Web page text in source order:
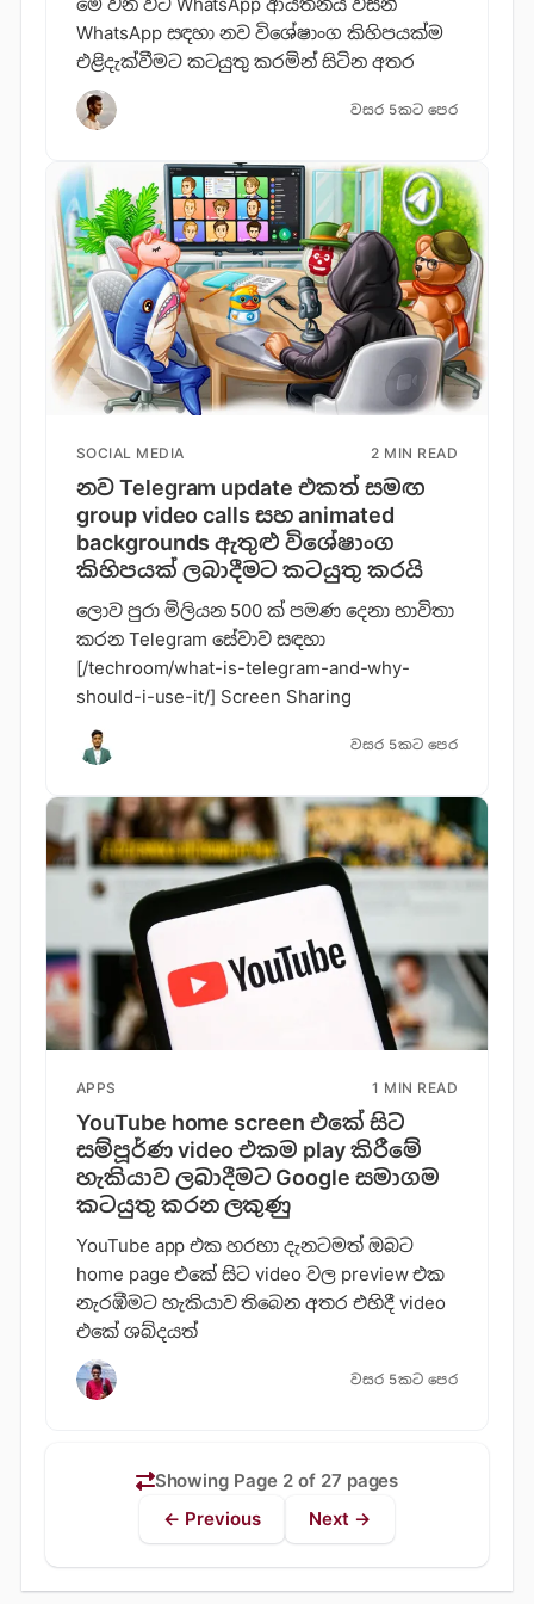
WhatsApp සඳහා නව විශේෂාංග කිහිපයක්ම
එළිදැක්වීමට කටයුතු කරමින් සිටින අතර
වසර 5කට පෙර
SOCIAL MEDIA 2 MIN READ
නව Telegram update එකත් සමඟ
group video calls සහ animated
backgrounds ඇතුළු විශේෂාංග
කිහිපයක් ලබාදීමට කටයුතු කරයි
ලොව පුරා මිලියන 500 ක් පමණ දෙනා භාවිතා
කරන Telegram සේවාව සඳහා
[/techroom/what-is-telegram-and-why-
should-i-use-it/] Screen Sharing
වසර 5කට පෙර
APPS 1 MIN READ
YouTube home screen එකේ සිට
සම්පූර්ණ video එකම play කිරීමේ
හැකියාව ලබාදීමට Google සමාගම
කටයුතු කරන ලකුණු
YouTube app එක හරහා දැනටමත් ඔබට
home page එකේ සිට video වල preview එක
නැරඹීමට හැකියාව තිබෙන අතර එහිදී video
එකේ ශබ්දයත්
වසර 5කට පෙර
Showing Page 2 of 27 pages
← Previous
Next →